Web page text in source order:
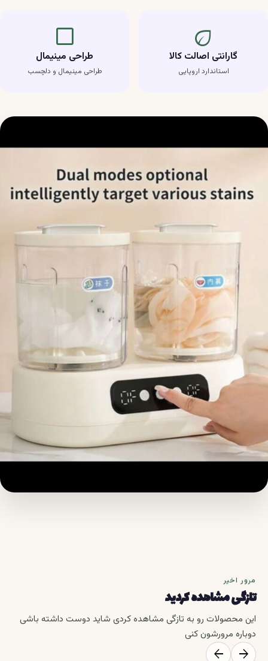
eco
گارانتی اصالت کالا
استاندارد اروپایی
crop_square
طراحی مینیمال
طراحی مینیمال و دلچسب
مرور اخیر
تازگی مشاهده کردید
این محصولات رو به تازگی مشاهده کردی شاید دوست داشته باشی
دوباره مرورشون کنی
arrow_forward
arrow_back